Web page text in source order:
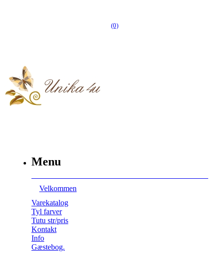
(0)
Menu
Velkommen
Varekatalog
Tyl farver
Tutu str/pris
Kontakt
Info
Gæstebog.